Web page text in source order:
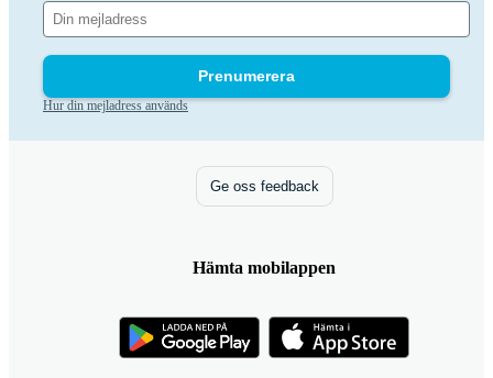
Prenumerera
Hur din mejladress används
Ge oss feedback
Hämta mobilappen